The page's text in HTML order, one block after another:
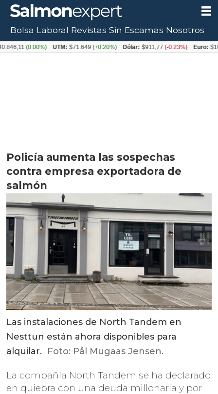
Policía aumenta las sospechas
contra empresa exportadora de
salmón
Las instalaciones de North Tandem en
Nesttun están ahora disponibles para
alquilar. Foto: Pål Mugaas Jensen.
La compañía North Tandem se ha declarado
en quiebra con una deuda millonaria y por
Bolsa Laboral Revistas Sin Escamas Nosotros
(0.00%) UTM: $71.649(+0.20%) Dólar: $911,77(-0.23%) Euro: $1054,31